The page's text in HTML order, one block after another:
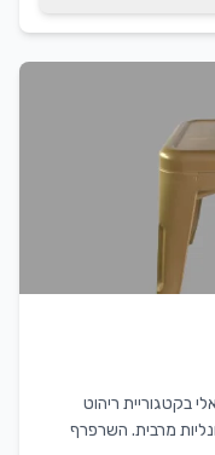
מזג אוויר שונים, מה
השכרת ציוד, אנו
לכל לקוח. הכיסאות שלנו
בטוחים שתקבלו
רומנטית, כנס עסקי או
שלכם מראה מקצועי
בקטגוריית ריהוט
מרבית. השרפרף